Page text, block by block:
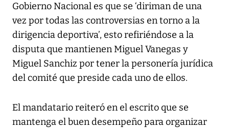
Gobierno Nacional es que se ‘diriman de una
vez por todas las controversias en torno a la
dirigencia deportiva’, esto refiriéndose a la
disputa que mantienen Miguel Vanegas y
Miguel Sanchiz por tener la personería jurídica
del comité que preside cada uno de ellos.
El mandatario reiteró en el escrito que se
mantenga el buen desempeño para organizar